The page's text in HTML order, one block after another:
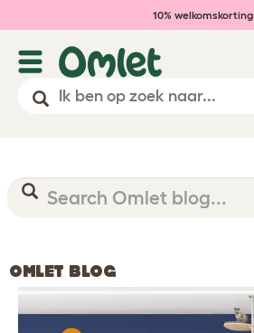
10% welkomskorting
OMLET BLOG